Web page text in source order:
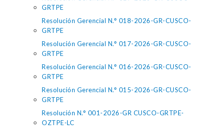
GRTPE
Resolución Gerencial N.° 018-2026-GR-CUSCO-
GRTPE
Resolución Gerencial N.° 017-2026-GR-CUSCO-
GRTPE
Resolución Gerencial N.° 016-2026-GR-CUSCO-
GRTPE
Resolución Gerencial N.° 015-2026-GR-CUSCO-
GRTPE
Resolución N.° 001-2026-GR CUSCO-GRTPE-
OZTPE-LC